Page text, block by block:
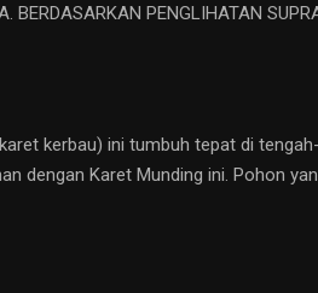
PENGLIHATAN
kerbau) ini tumbuh tepat di
dengan Karet Munding ini. Pohon